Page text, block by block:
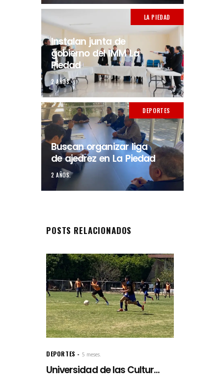
LA PIEDAD
Instalan junta de
gobierno del IMM La
Piedad
2 AÑOS.
DEPORTES
Buscan organizar liga
de ajedrez en La Piedad
2 AÑOS.
POSTS RELACIONADOS
DEPORTES 5 meses.
Universidad de las Cultur...